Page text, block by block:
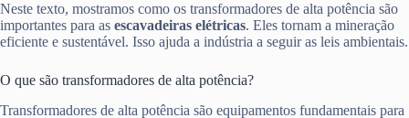
Neste texto, mostramos como os transformadores de alta potência são
importantes para as escavadeiras elétricas. Eles tornam a mineração
eficiente e sustentável. Isso ajuda a indústria a seguir as leis ambientais.
O que são transformadores de alta potência?
Transformadores de alta potência são equipamentos fundamentais para